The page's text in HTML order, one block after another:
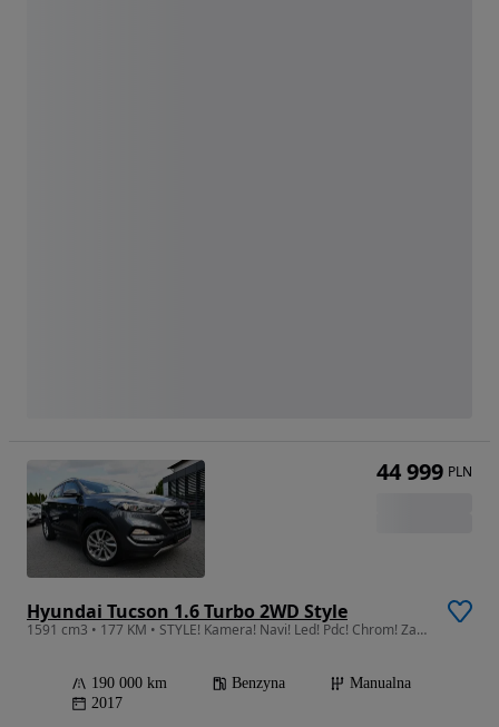
Hyundai Tucson 1.6 Turbo 2WD Style
1591 cm3 • 177 KM • STYLE! Kamera! Navi! Led! Pdc! Chrom! Zadbany! Serwis ASO! Gwarancja!
190 000 km Benzyna
Manualna
2017
44 999 PLN